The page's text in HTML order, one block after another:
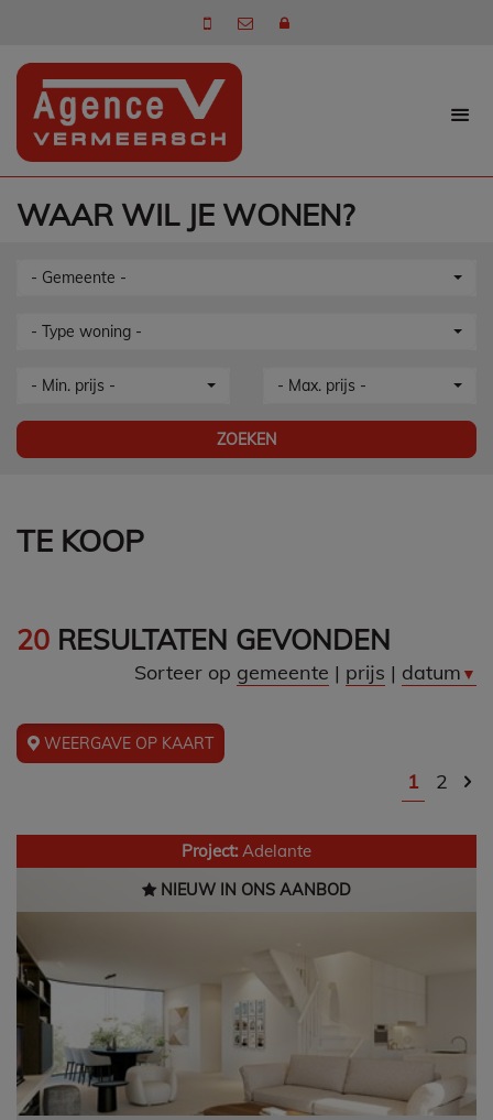
WAAR WIL JE WONEN?
- Gemeente -
- Type woning -
- Min. prijs - - Max. prijs -
ZOEKEN
TE KOOP
20 RESULTATEN GEVONDEN
Sorteer op gemeente | prijs | datum ▼
WEERGAVE OP KAART
1 2
Project: Adelante
NIEUW IN ONS AANBOD